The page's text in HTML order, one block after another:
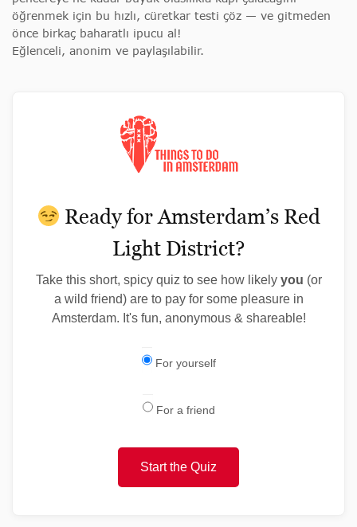
öğrenmek için bu hızlı, cüretkar testi çöz — ve gitmeden
önce birkaç baharatlı ipucu al!
Eğlenceli, anonim ve paylaşılabilir.
Ready for Amsterdam’s Red
Light District?
Take this short, spicy quiz to see how likely you (or
a wild friend) are to pay for some pleasure in
Amsterdam. It's fun, anonymous & shareable!
For yourself
For a friend
Start the Quiz